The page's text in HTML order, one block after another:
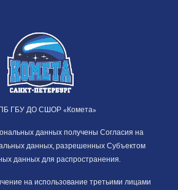
ГБУ ДО СШОР «Комета»
данных получены Согласия на
данных, разрешенных Субъектом
данных для распространения.
на использование третьими лицами